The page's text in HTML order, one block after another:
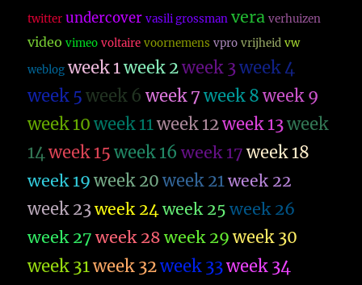
twitter undercover vasili grossman vera verhuizen
video vimeo voltaire voornemens vpro vrijheid vw
weblog week 1week 2week 3week 4
week 5 week 6 week 7 week 8 week 9
week 10 week 11week 12week 13week
14week 15 week 16 week 17 week 18
week 19 week 20 week 21week 22
week 23week 24week 25 week 26
week 27 week 28 week 29 week 30
week 31week 32week 33week 34